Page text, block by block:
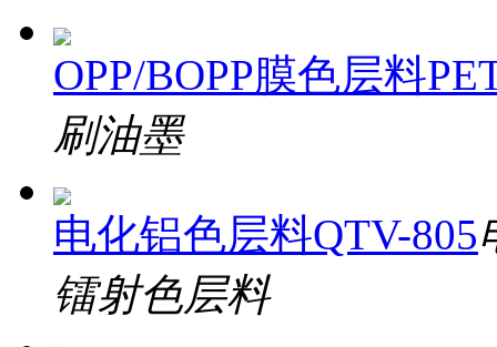
OPP/BOPP膜色层料
刷油墨
电化铝色层料QTV-805
镭射色层料